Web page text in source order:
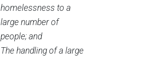
homelessness to a
large number of
people; and
The handling of a large